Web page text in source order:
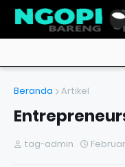
Beranda Artikel
tag-admin